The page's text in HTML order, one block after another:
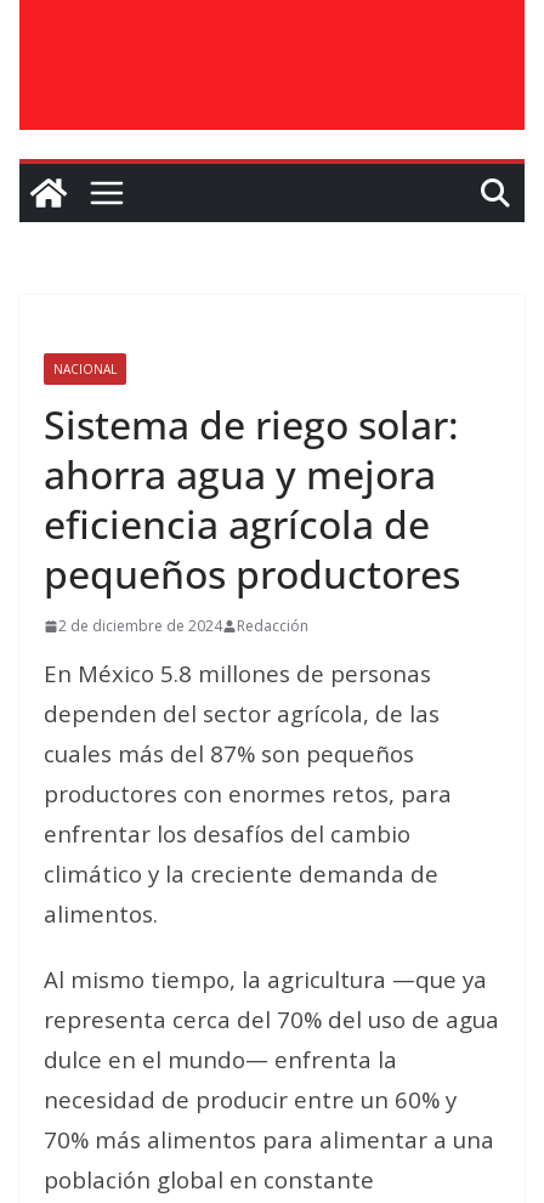
NACIONAL
Sistema de riego solar:
ahorra agua y mejora
eficiencia agrícola de
pequeños productores
2 de diciembre de 2024 Redacción
En México 5.8 millones de personas
dependen del sector agrícola, de las
cuales más del 87% son pequeños
productores con enormes retos, para
enfrentar los desafíos del cambio
climático y la creciente demanda de
alimentos.
Al mismo tiempo, la agricultura —que ya
representa cerca del 70% del uso de agua
dulce en el mundo— enfrenta la
necesidad de producir entre un 60% y
70% más alimentos para alimentar a una
población global en constante